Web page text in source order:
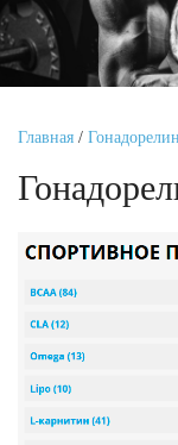
Главная /